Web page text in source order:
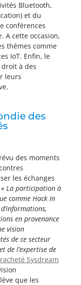
Bluetooth,
et du
conférences
A cette occasion,
thèmes comme
IoT. Enfin, le
à des
leurs
des
des moments
les échanges
La participation à
comme Hack In
en provenance
vision
de ce secteur
de l’expertise de
Sysdream
que les